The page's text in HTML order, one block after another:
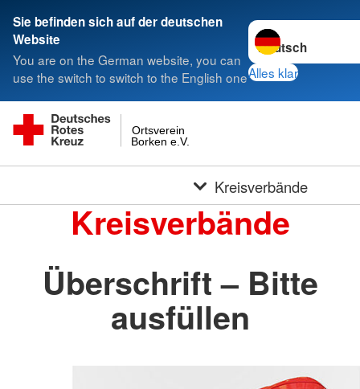
Sie befinden sich auf der deutschen
Website
You are on the German website, you can
use the switch to switch to the English one
Sprache wechseln
Alles klar
Borken e.V.
Ortsverein
Kreisverbände
Kreisverbände
Überschrift – Bitte
ausfüllen